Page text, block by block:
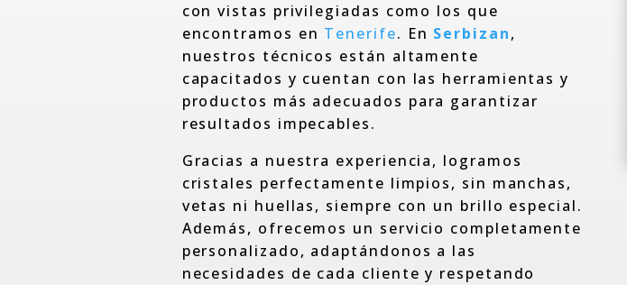
con vistas privilegiadas como los que
encontramos en Tenerife. En Serbizan,
nuestros técnicos están altamente
capacitados y cuentan con las herramientas y
productos más adecuados para garantizar
resultados impecables.
Gracias a nuestra experiencia, logramos
cristales perfectamente limpios, sin manchas,
vetas ni huellas, siempre con un brillo especial.
Además, ofrecemos un servicio completamente
personalizado, adaptándonos a las
necesidades de cada cliente y respetando